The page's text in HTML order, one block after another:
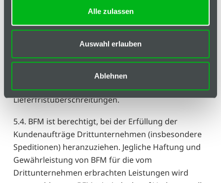
Alle zulassen
Auswahl erlauben
Ablehnen
Sämtliche von BFM gewählten Versendungsarten
gelten als vom Kunden genehmigt.
5.3. BFM ist berechtigt, einseitig sachlich
gerechtfertigte und zumutbare Änderungen der
vom Kunden beauftragten Leistungen
vorzunehmen; dies gilt insbesondere auch für
Lieferfristüberschreitungen.
5.4. BFM ist berechtigt, bei der Erfüllung der
Kundenaufträge Drittunternehmen (insbesondere
Speditionen) heranzuziehen. Jegliche Haftung und
Gewährleistung von BFM für die vom
Drittunternehmen erbrachten Leistungen wird